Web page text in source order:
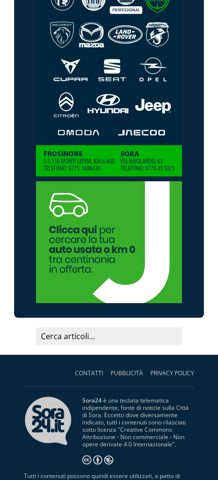
CONTATTI PUBBLICITÀ PRIVACY POLICY
Sora24è una testata telematica
indipendente, fonte di notizie sulla Città
di Sora. Eccetto dove diversamente
indicato, tutti i contenuti sono rilasciati
sotto licenza "Creative Commons
Attribuzione - Non commerciale - Non
opere derivate 4.0 Internazionale".
Tutti i contenuti possono quindi essere utilizzati, a patto di